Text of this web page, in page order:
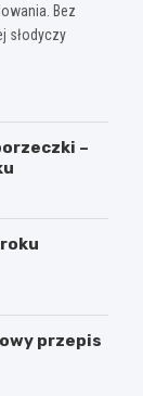
Bez
słodyczy
–
przepis